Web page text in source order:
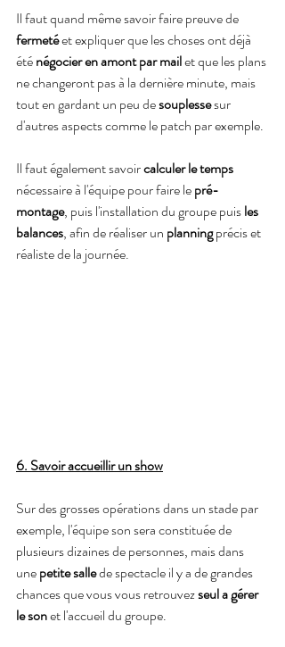
Il faut quand même savoir faire preuve de
fermeté et expliquer que les choses ont déjà
été négocier en amont par mail et que les plans
ne changeront pas à la dernière minute, mais
tout en gardant un peu de souplesse sur
d'autres aspects comme le patch par exemple.
Il faut également savoir calculer le temps
nécessaire à l'équipe pour faire le pré-
montage, puis l'installation du groupe puis les
balances, afin de réaliser un planning précis et
réaliste de la journée.
6. Savoir accueillir un show
Sur des grosses opérations dans un stade par
exemple, l'équipe son sera constituée de
plusieurs dizaines de personnes, mais dans
une petite salle de spectacle il y a de grandes
chances que vous vous retrouvez seul a gérer
le son et l'accueil du groupe.